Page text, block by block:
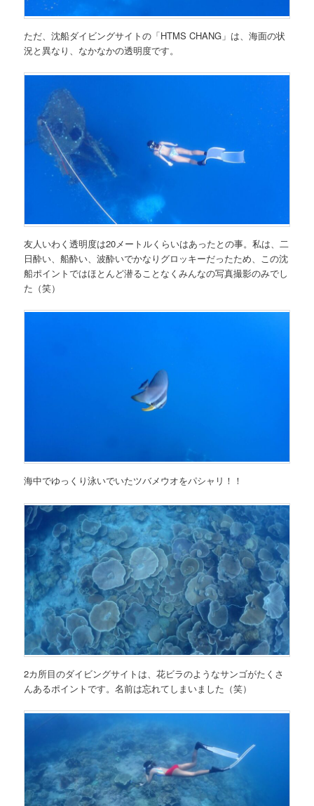
ただ、沈船ダイビングサイトの「HTMS CHANG」は、海面の状
況と異なり、なかなかの透明度です。
友人いわく透明度は20メートルくらいはあったとの事。私は、二
日酔い、船酔い、波酔いでかなりグロッキーだったため、この沈
船ポイントではほとんど潜ることなくみんなの写真撮影のみでし
た（笑）
海中でゆっくり泳いでいたツバメウオをパシャリ！！
2カ所目のダイビングサイトは、花ビラのようなサンゴがたくさ
んあるポイントです。名前は忘れてしまいました（笑）